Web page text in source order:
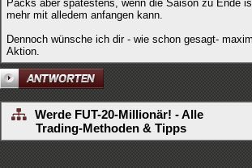
Packs aber spätestens, wenn die Saison zu Ende
mehr mit alledem anfangen kann.
Dennoch wünsche ich dir - wie schon gesagt-
Aktion.
Werde FUT-20-Millionär! - Alle
Trading-Methoden & Tipps